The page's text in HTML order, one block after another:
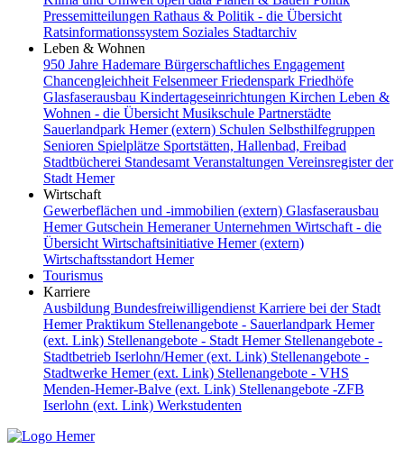
Pressemitteilungen Rathaus & Politik - die Übersicht
Ratsinformationssystem Soziales Stadtarchiv
Leben & Wohnen
950 Jahre Hademare Bürgerschaftliches Engagement
Chancengleichheit FelsenmeerFriedenspark Friedhöfe
Glasfaserausbau Kindertageseinrichtungen Kirchen Leben &
Wohnen - die Übersicht Musikschule Partnerstädte
Sauerlandpark Hemer (extern) Schulen Selbsthilfegruppen
Senioren Spielplätze Sportstätten, Hallenbad, Freibad
Stadtbücherei Standesamt Veranstaltungen Vereinsregister der
Stadt Hemer
Wirtschaft
Gewerbeflächen und -immobilien (extern) Glasfaserausbau
Hemer Gutschein Hemeraner Unternehmen Wirtschaft - die
Übersicht Wirtschaftsinitiative Hemer (extern)
Wirtschaftsstandort Hemer
Tourismus
Karriere
Ausbildung Bundesfreiwilligendienst Karriere bei der Stadt
HemerPraktikum Stellenangebote - Sauerlandpark Hemer
(ext. Link) Stellenangebote - Stadt Hemer Stellenangebote -
Stadtbetrieb Iserlohn/Hemer (ext. Link) Stellenangebote -
Stadtwerke Hemer (ext. Link) Stellenangebote - VHS
Menden-Hemer-Balve (ext. Link) Stellenangebote -ZFB
Iserlohn (ext. Link) Werkstudenten